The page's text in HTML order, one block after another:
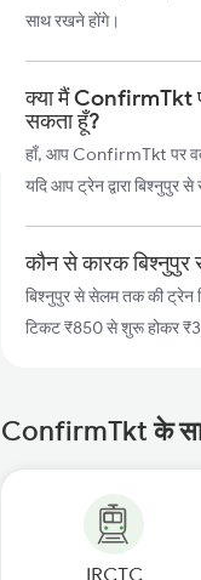
साथ रखने होंगे।
क्या मैं ConfirmTkt
सकता हूँ?
हाँ, आप ConfirmTkt पर
यदि आप ट्रेन द्वारा बिश्नुपुर
कौन से कारक
बिश्नुपुर से सेलम तक की ट्रेन
टिकट ₹850 से शुरू होकर
ConfirmTkt के
IRCTC